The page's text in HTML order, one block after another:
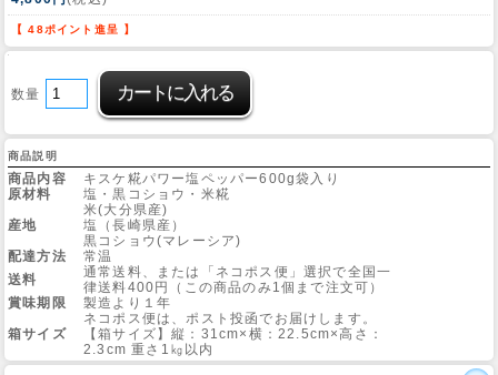
【 48ポイント進呈 】
数量
商品説明
商品内容
キスケ糀パワー塩ペッパー600g袋入り
原材料
塩・黒コショウ・米糀
産地
米(大分県産)
塩（長崎県産）
黒コショウ(マレーシア)
配達方法
常温
送料
通常送料、または「ネコポス便」選択で全国一
律送料400円（この商品のみ1個まで注文可）
賞味期限
製造より１年
箱サイズ
ネコポス便は、ポスト投函でお届けします。
【箱サイズ】縦：31cm×横：22.5cm×高さ：
2.3cm 重さ1㎏以内